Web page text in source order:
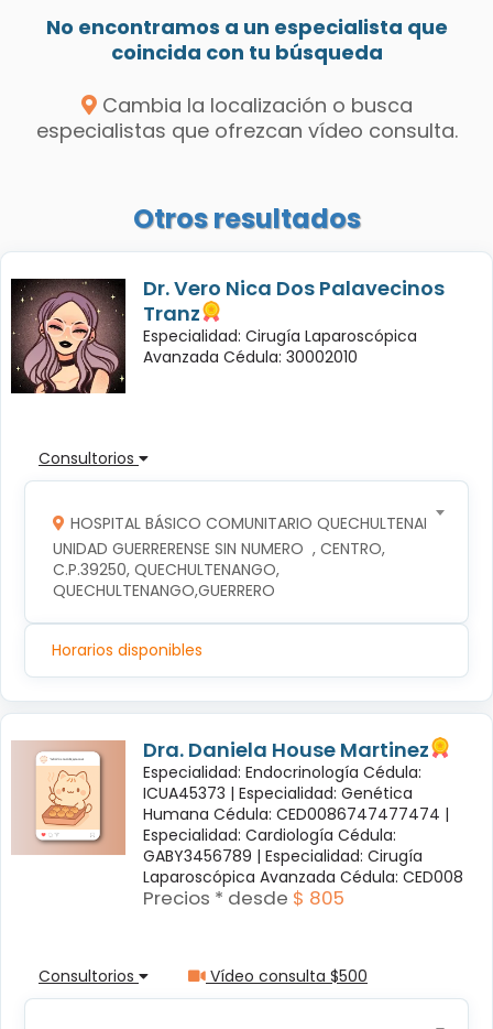
No encontramos a un especialista que
coincida con tu búsqueda
Cambia la localización o busca
especialistas que ofrezcan vídeo consulta.
Otros resultados
Dr. Vero Nica Dos Palavecinos
Tranz
Especialidad: Cirugía Laparoscópica
Avanzada Cédula: 30002010
Consultorios
HOSPITAL BÁSICO COMUNITARIO QUECHULTENANGO
UNIDAD GUERRERENSE SIN NUMERO  , CENTRO,
C.P.39250, QUECHULTENANGO,
QUECHULTENANGO,GUERRERO
Horarios disponibles
Dra. Daniela House Martinez
Especialidad: Endocrinología Cédula:
ICUA45373 | Especialidad: Genética
Humana Cédula: CED0086747477474 |
Especialidad: Cardiología Cédula:
GABY3456789 | Especialidad: Cirugía
Laparoscópica Avanzada Cédula: CED008
Precios * desde $ 805
Consultorios Vídeo consulta $500